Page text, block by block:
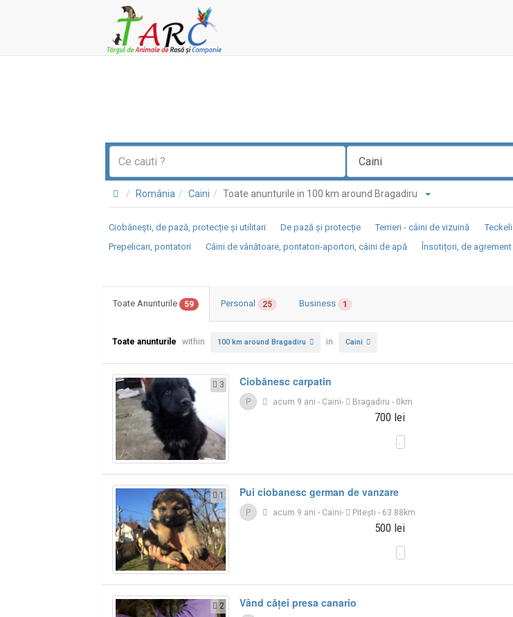
România Caini Toate anunturile in 100 km around Bragadiru
Ciobănești, de pază, protecție și utilitari De pază și protecție Terrieri - câini de vizuină Teckeli
Prepelicari, pontatori
Câini de vânătoare, pontatori-aportori, câini de apă Însotițori, de agrement
Toate Anunturile 59 Personal 25 Business 1
Toate anunturile within 100 km around Bragadiru in Caini
3 Ciobănesc carpatin
P acum 9 ani - Caini- Bragadiru - 0km
700 lei
1 Pui ciobanesc german de vanzare
P acum 9 ani - Caini- Piteşti - 63.88km
500 lei
2 Vând căței presa canario